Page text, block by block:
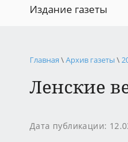
Издание газеты
Главная \Архив газеты \
Ленские
Дата публикации: